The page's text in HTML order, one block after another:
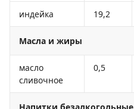
индейка 19,2
Масла и жиры
масло
сливочное
0,5